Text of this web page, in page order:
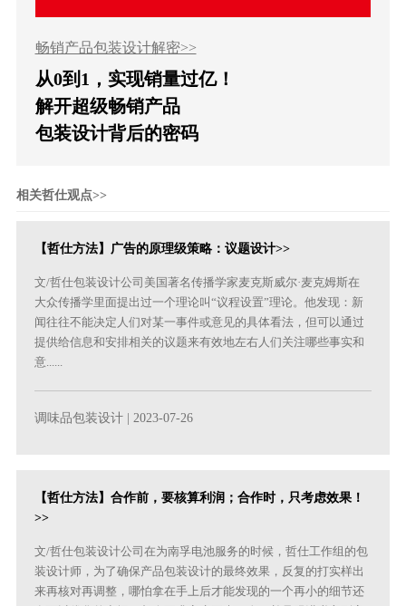
畅销产品包装设计解密>>
从0到1，实现销量过亿！
解开超级畅销产品
包装设计背后的密码
相关哲仕观点>>
【哲仕方法】广告的原理级策略：议题设计>>
文/哲仕包装设计公司美国著名传播学家麦克斯威尔·麦克姆斯在
大众传播学里面提出过一个理论叫“议程设置”理论。他发现：新
闻往往不能决定人们对某一事件或意见的具体看法，但可以通过
提供给信息和安排相关的议题来有效地左右人们关注哪些事实和
意......
调味品包装设计 | 2023-07-26
【哲仕方法】合作前，要核算利润；合作时，只考虑效果！
>>
文/哲仕包装设计公司在为南孚电池服务的时候，哲仕工作组的包
装设计师，为了确保产品包装设计的最终效果，反复的打实样出
来再核对再调整，哪怕拿在手上后才能发现的一个再小的细节还